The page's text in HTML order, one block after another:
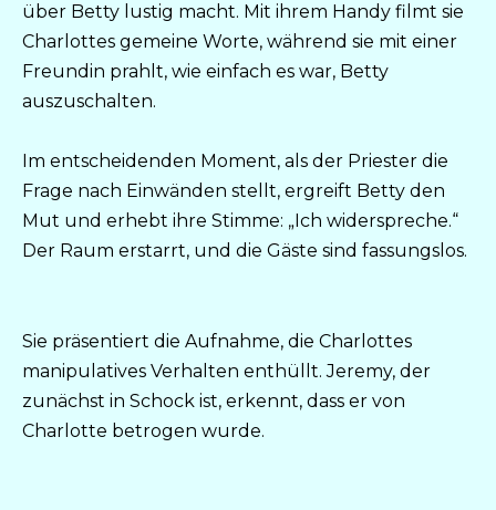
über Betty lustig macht. Mit ihrem Handy filmt sie
Charlottes gemeine Worte, während sie mit einer
Freundin prahlt, wie einfach es war, Betty
auszuschalten.
Im entscheidenden Moment, als der Priester die
Frage nach Einwänden stellt, ergreift Betty den
Mut und erhebt ihre Stimme: „Ich widerspreche.“
Der Raum erstarrt, und die Gäste sind fassungslos.
Sie präsentiert die Aufnahme, die Charlottes
manipulatives Verhalten enthüllt. Jeremy, der
zunächst in Schock ist, erkennt, dass er von
Charlotte betrogen wurde.